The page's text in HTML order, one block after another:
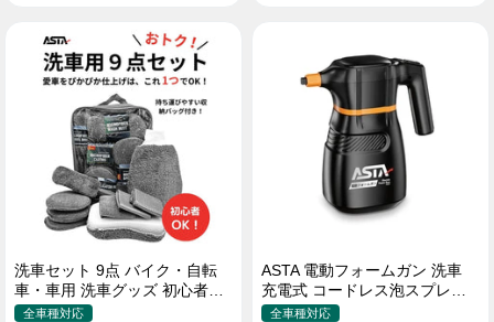
洗車セット 9点 バイク・自転
車・車用 洗車グッズ 初心者向
け 洗車ブラシ スポンジ タオル
全車種対応
ASTA 電動フォームガン 洗車
充電式 コードレス泡スプレー
高圧対応 充電式フォームスプ
全車種対応